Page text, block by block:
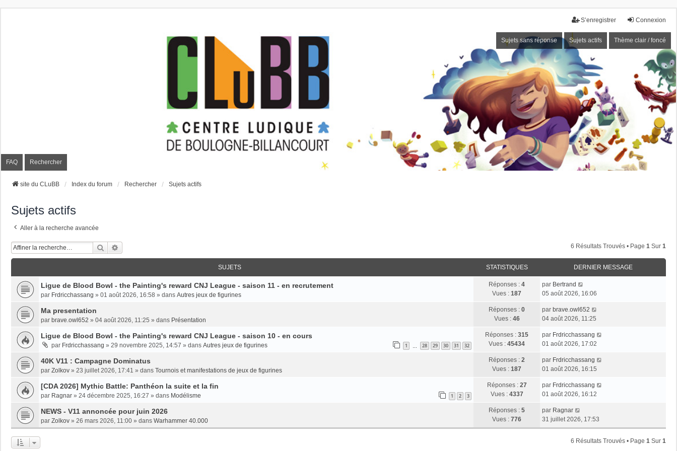
Connexion
S’enregistrer
Sujets sans réponse Sujets actifs Thème clair / foncé
FAQ Rechercher
site du CLuBB Index du forum Rechercher Sujets actifs
Sujets actifs
Aller à la recherche avancée
Rechercher 6 Résultats Trouvés • Page 1 Sur 1
SUJETS STATISTIQUES DERNIER MESSAGE
Ligue de Blood Bowl - the Painting's reward CNJ League - saison 11 - en recrutement
par Frdricchassang » 01 août 2026, 16:58 » dans Autres jeux de figurines
Réponses : 4
Vues : 187
par Bertrand
05 août 2026, 16:06
Ma presentation
par brave.owl652 » 04 août 2026, 11:25 » dans Présentation
Réponses : 0
Vues : 46
par brave.owl652
04 août 2026, 11:25
Ligue de Blood Bowl - the Painting's reward CNJ League - saison 10 - en cours
par Frdricchassang » 29 novembre 2025, 14:57 » dans Autres jeux de figurines 1 28 29 30 31 32
Réponses : 315
Vues : 45434
par Frdricchassang
01 août 2026, 17:02
40K V11 : Campagne Dominatus
par Zolkov » 23 juillet 2026, 17:41 » dans Tournois et manifestations de jeux de figurines
Réponses : 2
Vues : 187
par Frdricchassang
01 août 2026, 16:15
[CDA 2026] Mythic Battle: Panthéon la suite et la fin
par Ragnar » 24 décembre 2025, 16:27 » dans Modélisme 1 2 3
Réponses : 27
Vues : 4337
par Frdricchassang
01 août 2026, 16:12
NEWS - V11 annoncée pour juin 2026
par Zolkov » 26 mars 2026, 11:00 » dans Warhammer 40.000
Réponses : 5
Vues : 776
par Ragnar
31 juillet 2026, 17:53
6 Résultats Trouvés • Page 1 Sur 1